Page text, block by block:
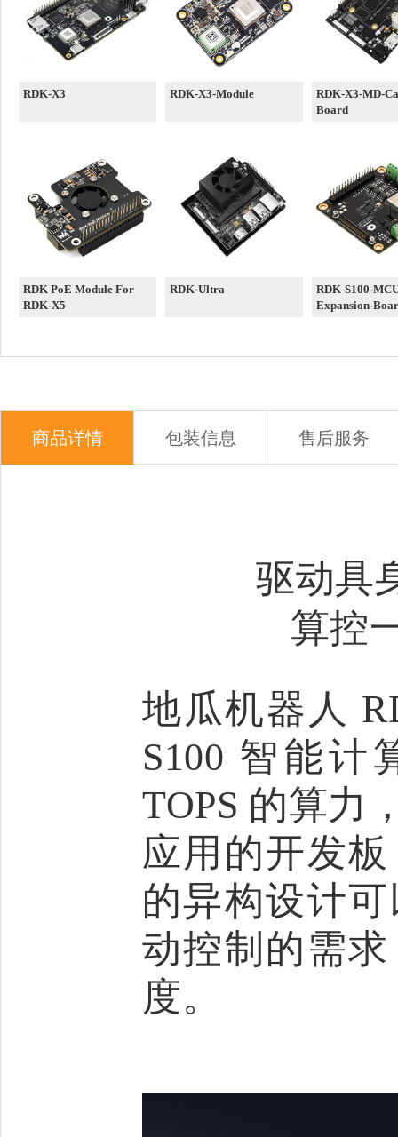
RDK-X3 RDK-X3-Module
RDK-X3-MD-
Board
RDK PoE Module For
RDK-X5
RDK-Ultra
RDK-S100-
Expansion-
商品详情 包装信息 售后服务
驱动具
算控
地瓜机器人
S100 智能计
TOPS 的算力
应用的开发
的异构设计
动控制的需
度。